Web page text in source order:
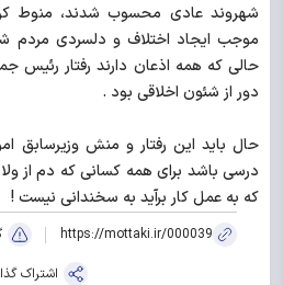
شهروند عادی محسوب شدند، منوط
موجب ایجاد اختلاف و دلسردی مردم
حالی که همه اذعان دارند رفتار رئیس
دور از شئون اخلاقی بود .
حال باید این رفتار و منش وزیرسابق
درسی باشد برای همه کسانی که دم از
که به عمل کار برآید به سخندانی نیست !
https://mottaki.ir/000039
اشتراک